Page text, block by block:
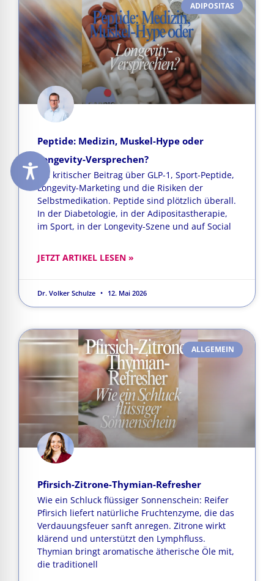
ADIPOSITAS
Peptide: Medizin, Muskel-Hype oder
Longevity-Versprechen?
Ein kritischer Beitrag über GLP-1, Sport-Peptide,
Longevity-Marketing und die Risiken der
Selbstmedikation. Peptide sind plötzlich überall.
In der Diabetologie, in der Adipositastherapie,
im Sport, in der Longevity-Szene und auf Social
JETZT ARTIKEL LESEN »
Dr. Volker Schulze 12. Mai 2026
ALLGEMEIN
Pfirsich-Zitrone-Thymian-Refresher
Wie ein Schluck flüssiger Sonnenschein: Reifer
Pfirsich liefert natürliche Fruchtenzyme, die das
Verdauungsfeuer sanft anregen. Zitrone wirkt
klärend und unterstützt den Lymphfluss.
Thymian bringt aromatische ätherische Öle mit,
die traditionell